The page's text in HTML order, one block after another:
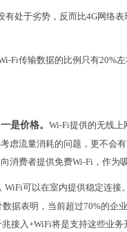
处于劣势，反而比4G网络
Fi传输数据的比例只有20%
一是价格。 Wi-Fi提供的无线上
虑流量消耗的问题，更不会
消费者提供免费Wi-Fi，作为
可以在室内提供稳定连接
据表明，当前超过70%的企
接入+WiFi将是支持这些业务